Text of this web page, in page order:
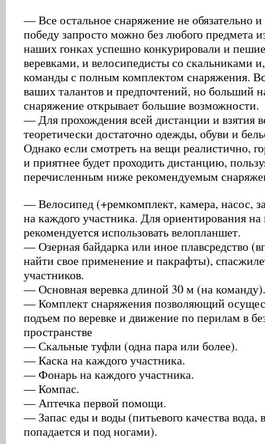
— Все остальное снаряжение не обязательно и
победу запросто можно без любого предмета
наших гонках успешно конкурировали и
веревками, и велосипедисты со скальниками
команды с полным комплектом снаряжения.
ваших талантов и предпочтений, но больший
снаряжение открывает большие возможности.
— Для прохождения всей дистанции и взятия
теоретически достаточно одежды, обуви и
Однако если смотреть на вещи реалистично,
и приятнее будет проходить дистанцию,
перечисленным ниже рекомендуемым
— Велосипед (+ремкомплект, камера, насос,
на каждого участника. Для ориентирования на
рекомендуется использовать велопланшет.
— Озерная байдарка или иное плавсредство
найти свое применение и пакрафты),
участников.
— Основная веревка длиной 30 м (на команду).
— Комплект снаряжения позволяющий
подъем по веревке и движение по перилам в
пространстве
— Скальные туфли (одна пара или более).
— Каска на каждого участника.
— Фонарь на каждого участника.
— Компас.
— Аптечка первой помощи.
— Запас еды и воды (питьевого качества вода,
попадается и под ногами).